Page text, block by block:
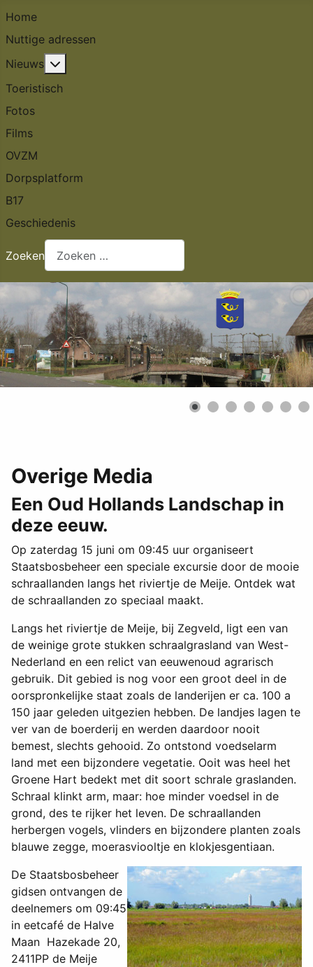
Home
Nuttige adressen
Nieuws
Toeristisch
Fotos
Films
OVZM
Dorpsplatform
B17
Geschiedenis
Zoeken
Overige Media
Een Oud Hollands Landschap in
deze eeuw.
Op zaterdag 15 juni om 09:45 uur organiseert
Staatsbosbeheer een speciale excursie door de mooie
schraallanden langs het riviertje de Meije. Ontdek wat
de schraallanden zo speciaal maakt.
Langs het riviertje de Meije, bij Zegveld, ligt een van
de weinige grote stukken schraalgrasland van West-
Nederland en een relict van eeuwenoud agrarisch
gebruik. Dit gebied is nog voor een groot deel in de
oorspronkelijke staat zoals de landerijen er ca. 100 a
150 jaar geleden uitgezien hebben. De landjes lagen te
ver van de boerderij en werden daardoor nooit
bemest, slechts gehooid. Zo ontstond voedselarm
land met een bijzondere vegetatie. Ooit was heel het
Groene Hart bedekt met dit soort schrale graslanden.
Schraal klinkt arm, maar: hoe minder voedsel in de
grond, des te rijker het leven. De schraallanden
herbergen vogels, vlinders en bijzondere planten zoals
blauwe zegge, moerasviooltje en klokjesgentiaan.
De Staatsbosbeheer
gidsen ontvangen de
deelnemers om 09:45
in eetcafé de Halve
Maan Hazekade 20,
2411PP de Meije